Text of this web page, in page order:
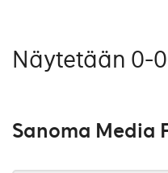
Näytetään 0-
Sanoma Media